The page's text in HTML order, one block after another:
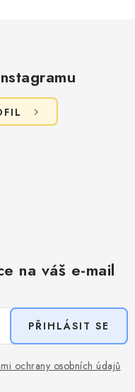
na váš e-mail
ochrany osobních údajů
PŘIHLÁSIT SE